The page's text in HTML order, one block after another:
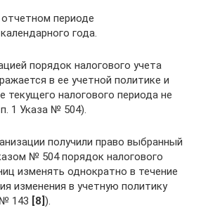
периоде
года.
порядок налогового учета
в ее учетной политике и
текущего налогового периода не
1 Указа № 504).
получили право выбранный
№ 504 порядок налогового
изменять однократно в течение
изменения в учетную политику
143 [8]).